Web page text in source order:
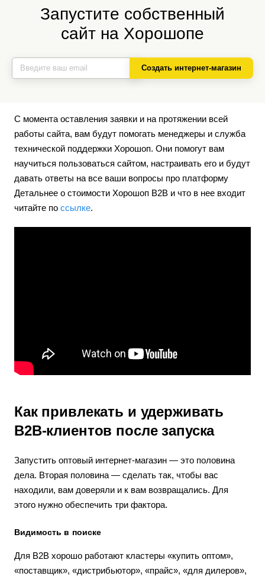
Запустите собственный
сайт на Хорошопе
Создать интернет-магазин
С момента оставления заявки и на протяжении всей
работы сайта, вам будут помогать менеджеры и служба
технической поддержки Хорошоп. Они помогут вам
научиться пользоваться сайтом, настраивать его и будут
давать ответы на все ваши вопросы про платформу
Детальнее о стоимости Хорошоп B2B и что в нее входит
читайте по ссылке.
Как привлекать и удерживать
B2B-клиентов после запуска
Запустить оптовый интернет-магазин — это половина
дела. Вторая половина — сделать так, чтобы вас
находили, вам доверяли и к вам возвращались. Для
этого нужно обеспечить три фактора.
Видимость в поиске
Для B2B хорошо работают кластеры «купить оптом»,
«поставщик», «дистрибьютор», «прайс», «для дилеров»,